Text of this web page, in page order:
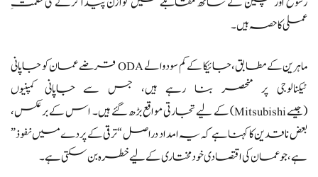
عملی کا حصہ ہیں۔
ماہرین کے مطابق، جائیکا کے کم سود والے ODA قرضے عمان کو جاپانی
ٹیکنالوجی پر منحصر بنا رہے ہیں، جس سے جاپانی کمپنیوں
(جیسے Mitsubishi) کے لیے تجارتی مواقع بڑھ گئے ہیں۔ اس کے برعکس،
بعض ناقدین کا کہنا ہے کہ یہ امداد دراصل “ترقی کے پردے میں نفوذ”
ہے، جو عمان کی اقتصادی خودمختاری کے لیے خطرہ بن سکتی ہے۔